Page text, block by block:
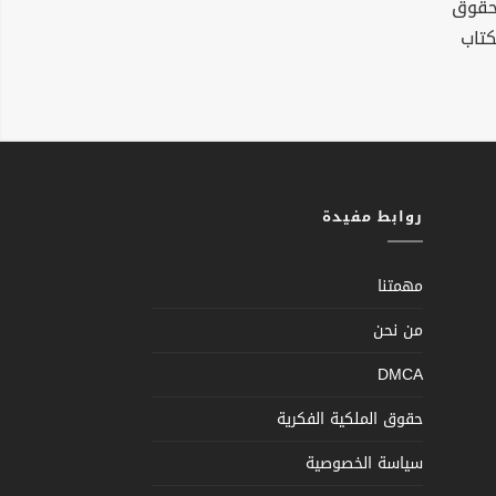
روابط مفيدة
مهمتنا
من نحن
DMCA
حقوق الملكية الفكرية
سياسة الخصوصية